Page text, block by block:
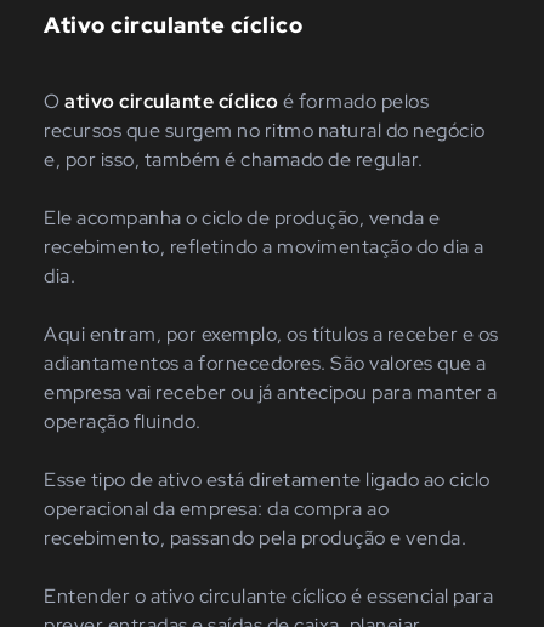
Ativo circulante cíclico
Oativo circulante cíclicoé formado pelos
recursos que surgem no ritmo natural do negócio
e, por isso, também é chamado de regular.
Ele acompanha o ciclo de produção, venda e
recebimento, refletindo a movimentação do dia a
dia.
Aqui entram, por exemplo, os títulos a receber e os
adiantamentos a fornecedores. São valores que a
empresa vai receber ou já antecipou para manter a
operação fluindo.
Esse tipo de ativo está diretamente ligado ao ciclo
operacional da empresa: da compra ao
recebimento, passando pela produção e venda.
Entender o ativo circulante cíclico é essencial para